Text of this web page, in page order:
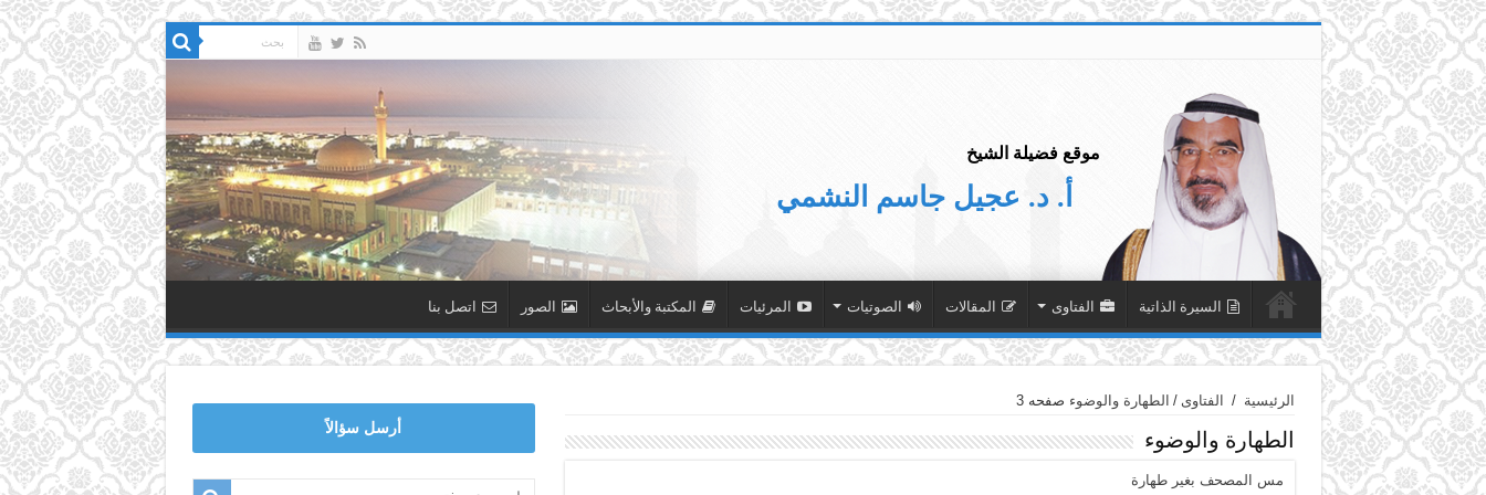
موقع فضيلة الشيخ
أ. د. عجيل جاسم النشمي
السيرة الذاتية الفتاوى المقالات الصوتيات المرئيات المكتبة والأبحاث الصور اتصل بنا
الرئيسية / الفتاوى / الطهارة والوضوء صفحه 3
الطهارة والوضوء
مس المصحف بغير طهارة
أرسل سؤالاً